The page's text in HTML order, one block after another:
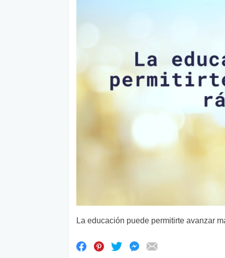
La educación puede permitirte avanzar